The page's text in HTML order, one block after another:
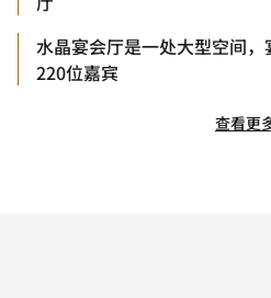
水晶宴会厅是一处大型空间
220位嘉宾
查看更